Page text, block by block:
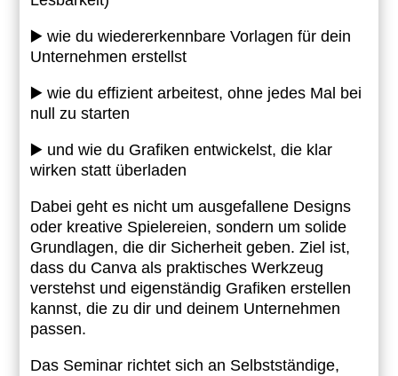
▶️ wie du wiedererkennbare Vorlagen für dein
Unternehmen erstellst
▶️ wie du effizient arbeitest, ohne jedes Mal bei
null zu starten
▶️ und wie du Grafiken entwickelst, die klar
wirken statt überladen
Dabei geht es nicht um ausgefallene Designs
oder kreative Spielereien, sondern um solide
Grundlagen, die dir Sicherheit geben. Ziel ist,
dass du Canva als praktisches Werkzeug
verstehst und eigenständig Grafiken erstellen
kannst, die zu dir und deinem Unternehmen
passen.
Das Seminar richtet sich an Selbstständige,